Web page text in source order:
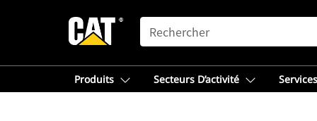
SEARCH
Produits Secteurs D’activité